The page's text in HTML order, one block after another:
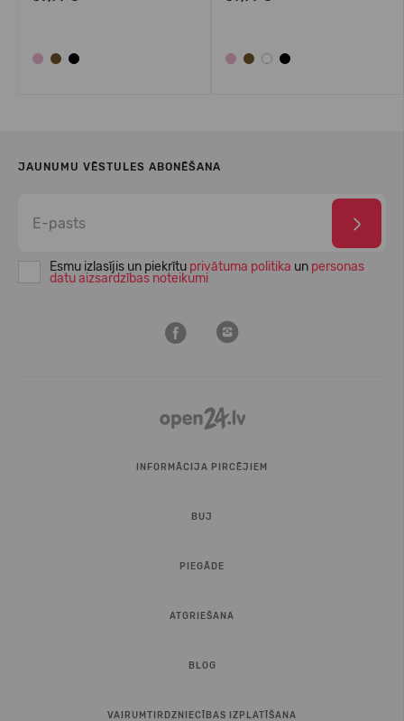
JAUNUMU VĒSTULES ABONĒŠANA
Esmu izlasījis un piekrītu privātuma politika un personas
datu aizsardzības noteikumi
INFORMĀCIJA PIRCĒJIEM
BUJ
PIEGĀDE
ATGRIEŠANA
BLOG
VAIRUMTIRDZNIECĪBAS IZPLATĪŠANA